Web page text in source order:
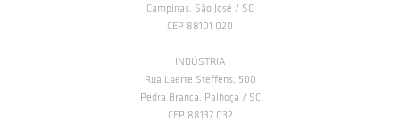
Campinas, São José / SC
CEP 88101 020
INDÚSTRIA
Rua Laerte Steffens, 500
Pedra Branca, Palhoça / SC
CEP 88137 032